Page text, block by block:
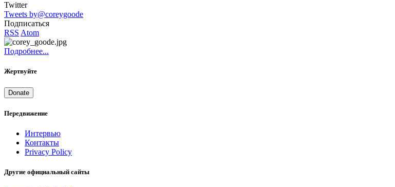
Twitter
Tweets by@coreygoode
Подписаться
RSS Atom
Подробнее...
Жертвуйте
Donate
Передвижение
Интервью
Контакты
Privacy Policy
Другие официальный сайты